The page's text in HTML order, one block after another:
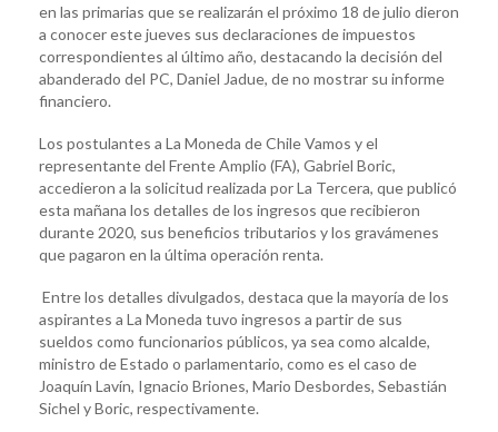
en las primarias que se realizarán el próximo 18 de julio dieron
a conocer este jueves sus declaraciones de impuestos
correspondientes al último año, destacando la decisión del
abanderado del PC, Daniel Jadue, de no mostrar su informe
financiero.
Los postulantes a La Moneda de Chile Vamos y el
representante del Frente Amplio (FA), Gabriel Boric,
accedieron a la solicitud realizada por La Tercera, que publicó
esta mañana los detalles de los ingresos que recibieron
durante 2020, sus beneficios tributarios y los gravámenes
que pagaron en la última operación renta.
Entre los detalles divulgados, destaca que la mayoría de los
aspirantes a La Moneda tuvo ingresos a partir de sus
sueldos como funcionarios públicos, ya sea como alcalde,
ministro de Estado o parlamentario, como es el caso de
Joaquín Lavín, Ignacio Briones, Mario Desbordes, Sebastián
Sichel y Boric, respectivamente.